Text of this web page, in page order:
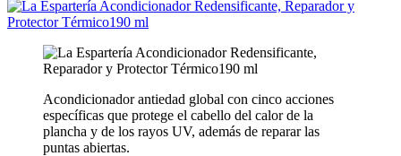
Acondicionador antiedad global con cinco acciones
específicas que protege el cabello del calor de la
plancha y de los rayos UV, además de reparar las
puntas abiertas.